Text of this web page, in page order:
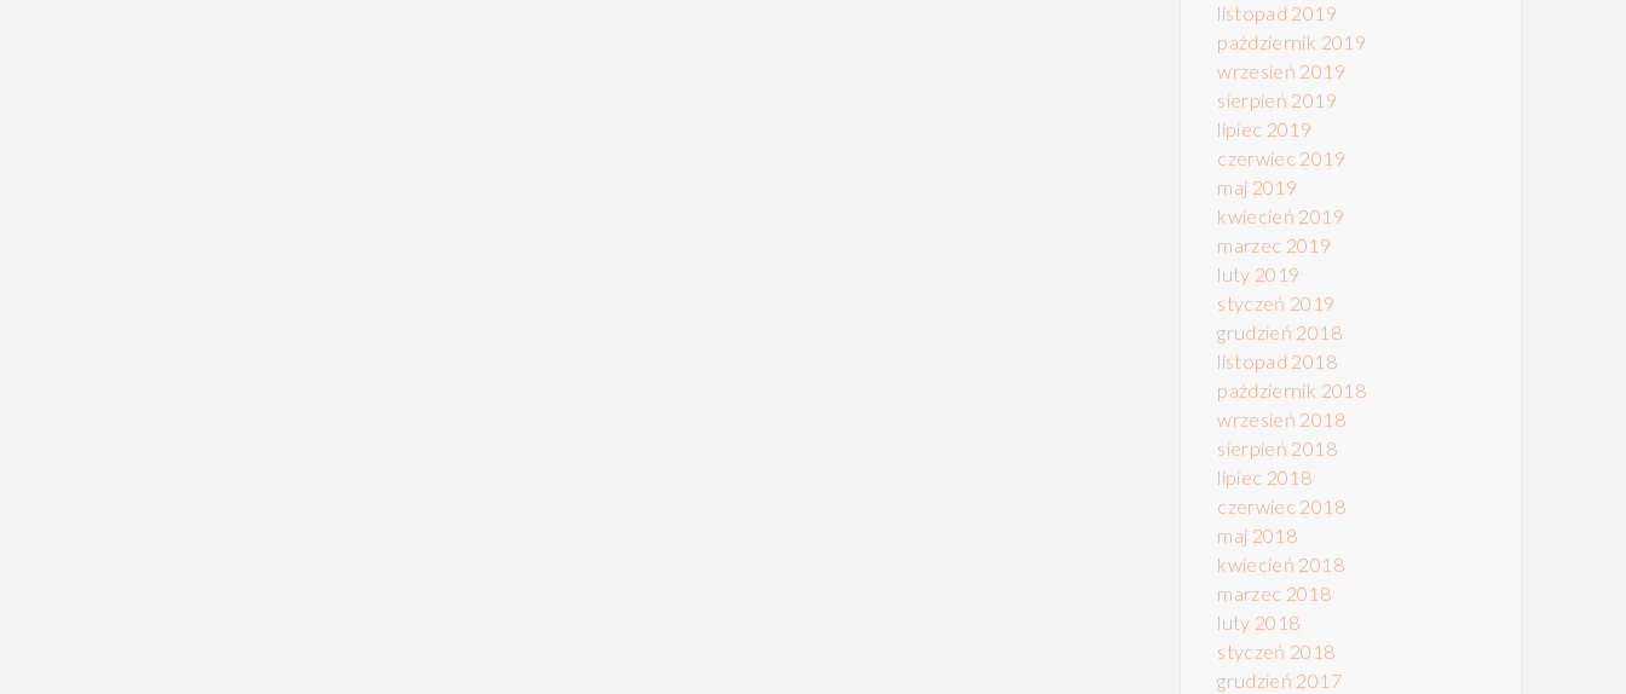
listopad 2019
październik 2019
wrzesień 2019
sierpień 2019
lipiec 2019
czerwiec 2019
maj 2019
kwiecień 2019
marzec 2019
luty 2019
styczeń 2019
grudzień 2018
listopad 2018
październik 2018
wrzesień 2018
sierpień 2018
lipiec 2018
czerwiec 2018
maj 2018
kwiecień 2018
marzec 2018
luty 2018
styczeń 2018
grudzień 2017